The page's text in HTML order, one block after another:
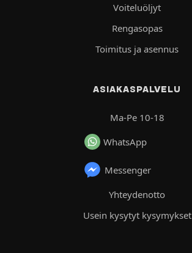
Voiteluöljyt
Rengasopas
Toimitus ja asennus
ASIAKASPALVELU
Ma-Pe 10-18
WhatsApp
Messenger
Yhteydenotto
Usein kysytyt kysymykset